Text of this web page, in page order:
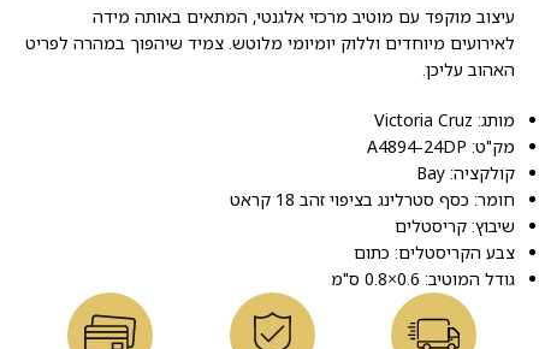
עיצוב מוקפד עם מוטיב מרכזי אלגנטי, המתאים באותה מידה
לאירועים מיוחדים וללוק יומיומי מלוטש. צמיד שיהפוך במהרה לפריט
האהוב עליכן.
מותג: Victoria Cruz
מק"ט: A4894-24DP
קולקציה: Bay
חומר: כסף סטרלינג בציפוי זהב 18 קראט
שיבוץ: קריסטלים
צבע הקריסטלים: כתום
גודל המוטיב: 0.6×0.8 ס"מ